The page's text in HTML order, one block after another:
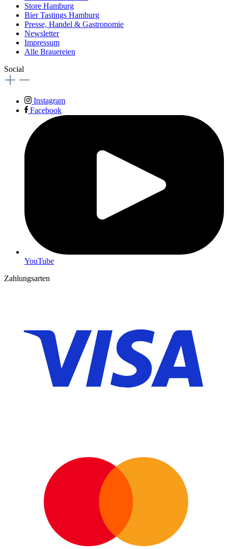
Store Hamburg
Bier Tastings Hamburg
Presse, Handel & Gastronomie
Newsletter
Impressum
Alle Brauereien
Social
Instagram
Facebook
YouTube
Zahlungsarten